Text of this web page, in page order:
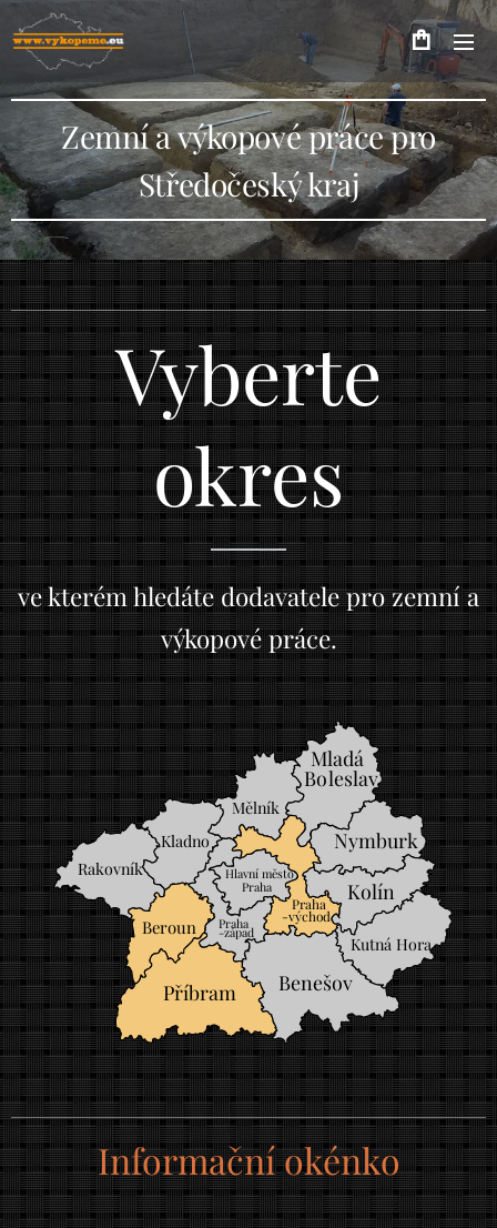
Zemní a výkopové práce pro
Středočeský kraj
Vyberte
okres
ve kterém hledáte dodavatele pro zemní a
výkopové práce.
Rakovník
Kladno
Mělník
Mladá
Boleslav
Beroun
Hlavní město
Praha
Praha
-západ
Praha
-východ
Nymburk
Kolín
Kutná Hora
Příbram Benešov
Informační okénko